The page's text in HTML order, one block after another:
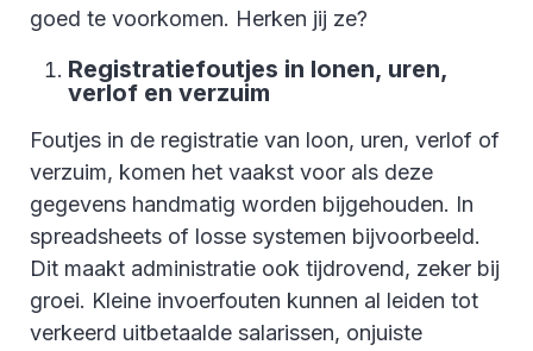
goed te voorkomen. Herken jij ze?
Registratiefoutjes in lonen, uren,
verlof en verzuim
Foutjes in de registratie van loon, uren, verlof of
verzuim, komen het vaakst voor als deze
gegevens handmatig worden bijgehouden. In
spreadsheets of losse systemen bijvoorbeeld.
Dit maakt administratie ook tijdrovend, zeker bij
groei. Kleine invoerfouten kunnen al leiden tot
verkeerd uitbetaalde salarissen, onjuiste